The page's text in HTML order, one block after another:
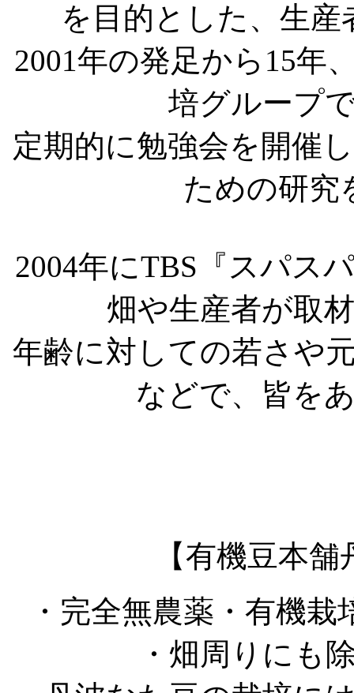
を目的とした、生
2001年の発足から15年
培グループ
定期的に勉強会を開催
ための研究
2004年にTBS『スパス
畑や生産者が取
年齢に対しての若さや
などで、皆を
【有機豆本
・完全無農薬・有機
・畑周りにも